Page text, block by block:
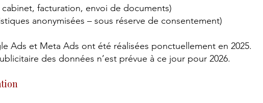
facturation, envoi de documents)
anonymisées – sous réserve de consentement)
Ads et Meta Ads ont été réalisées ponctuellement en 2025.
des données n’est prévue à ce jour pour 2026.